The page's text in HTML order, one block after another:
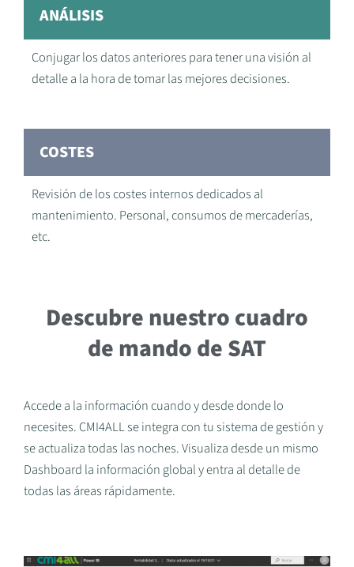
ANÁLISIS
Conjugar los datos anteriores para tener una visión al
detalle a la hora de tomar las mejores decisiones.
COSTES
Revisión de los costes internos dedicados al
mantenimiento. Personal, consumos de mercaderías,
etc.
Descubre nuestro cuadro
de mando de SAT
Accede a la información cuando y desde donde lo
necesites. CMI4ALL se integra con tu sistema de gestión y
se actualiza todas las noches. Visualiza desde un mismo
Dashboard la información global y entra al detalle de
todas las áreas rápidamente.